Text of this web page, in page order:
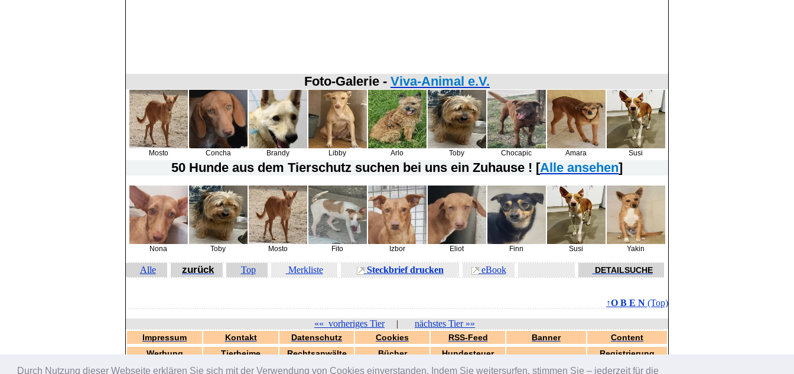
Durch Nutzung dieser Webseite erklären Sie sich mit der Verwendung von Cookies einverstanden. Indem Sie weitersurfen, stimmen Sie – jederzeit für die
Foto-Galerie - Viva-Animal e.V.
Mosto Concha Brandy Libby Arlo Toby Chocapic Amara Susi
50 Hunde aus dem Tierschutz suchen bei uns ein Zuhause ! [Alle ansehen]
Nona Toby Mosto Fito Izbor Eliot Finn Susi Yakin
Alle zurück Top Merkliste Steckbrief drucken eBook DETAILSUCHE
↑O B E N (Top)
«« vorheriges Tier | nächstes Tier »»
Impressum Kontakt Datenschutz Cookies RSS-Feed Banner
Content
Werbung
Tierheime Rechtsanwälte Bücher Hundesteuer Registrierung